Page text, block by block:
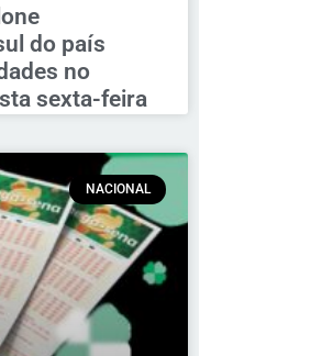
do país
no
sexta-feira
NACIONAL